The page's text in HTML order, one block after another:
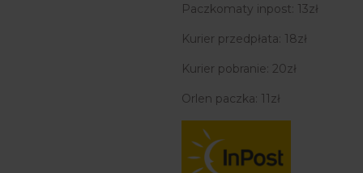
Paczkomaty inpost: 13zł
Kurier przedpłata: 18zł
Kurier pobranie: 20zł
Orlen paczka: 11zł